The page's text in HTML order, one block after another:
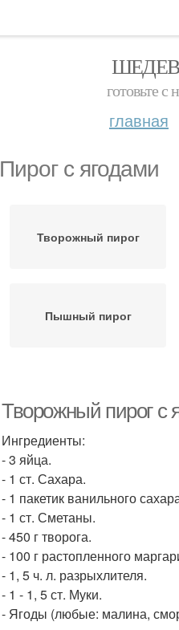
готовьте с
главная
Пирог с ягодами
Творожный пирог
Пышный пирог
начинкой
Пирог с картошкой
Картофельный пирог
Творожный пирог с
Ингредиенты:
- 3 яйца.
- 1 ст. Сахара.
- 1 пакетик ванильного
- 1 ст. Сметаны.
- 450 г творога.
- 100 г растопленного
- 1, 5 ч. л. разрыхлителя.
- 1 - 1, 5 ст. Муки.
- Ягоды (любые: малина,